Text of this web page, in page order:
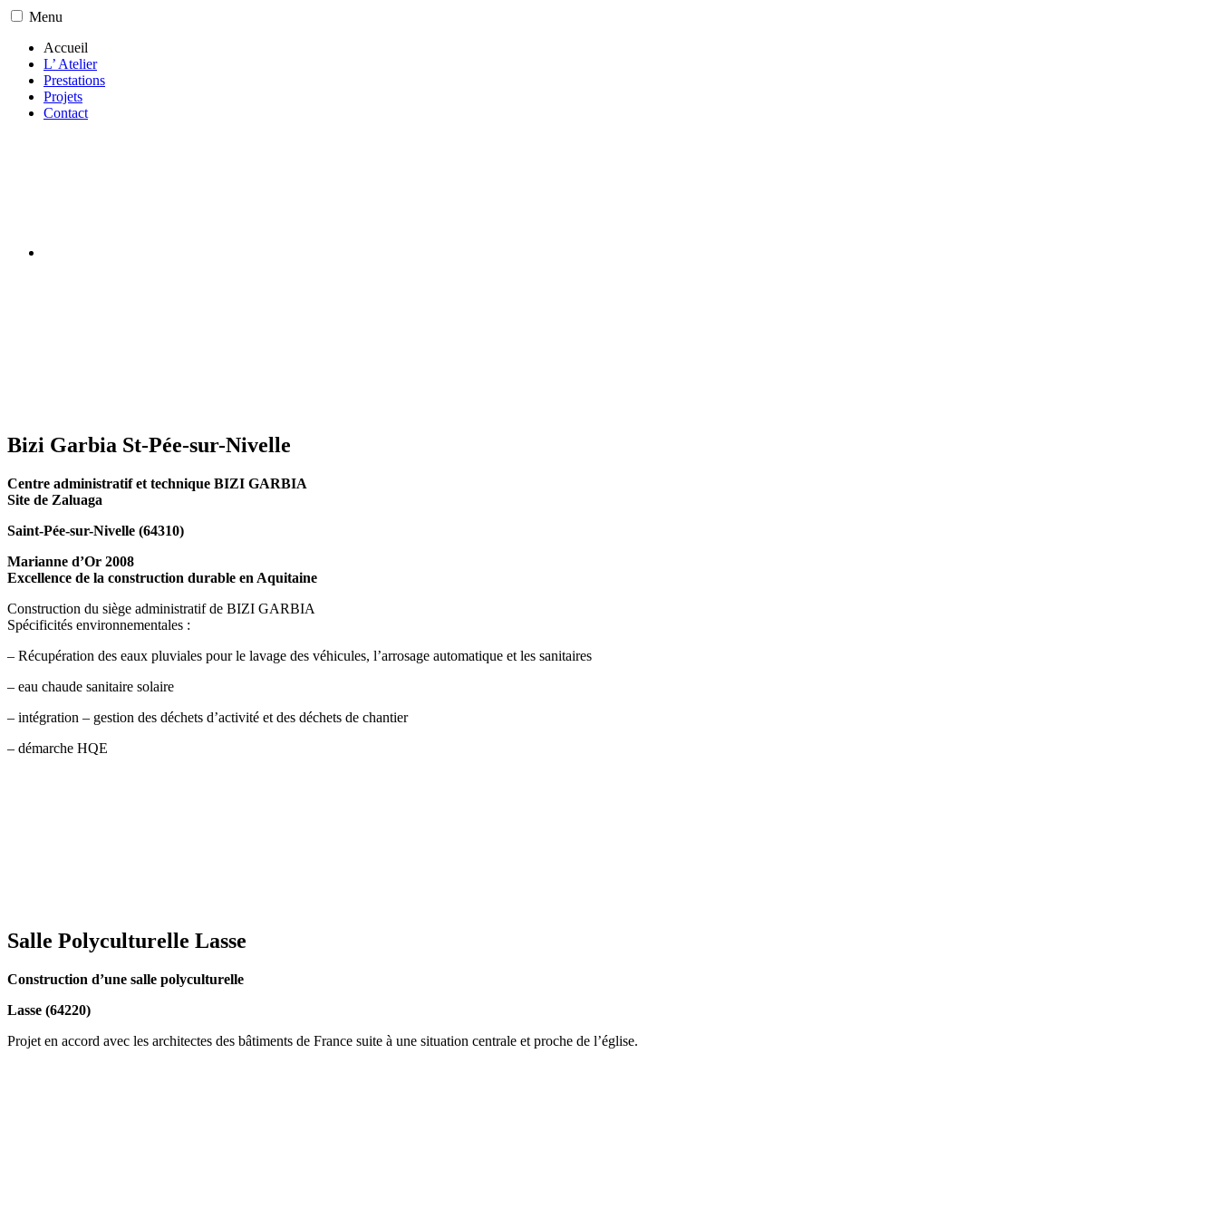
Menu
Accueil
L’ Atelier
Prestations
Projets
Contact
Bizi Garbia St-Pée-sur-Nivelle
Centre administratif et technique BIZI GARBIA
Site de Zaluaga
Saint-Pée-sur-Nivelle (64310)
Marianne d’Or 2008
Excellence de la construction durable en Aquitaine
Construction du siège administratif de BIZI GARBIA
Spécificités environnementales :
– Récupération des eaux pluviales pour le lavage des véhicules, l’arrosage automatique et les sanitaires
– eau chaude sanitaire solaire
– intégration – gestion des déchets d’activité et des déchets de chantier
– démarche HQE
Salle Polyculturelle Lasse
Construction d’une salle polyculturelle
Lasse (64220)
Projet en accord avec les architectes des bâtiments de France suite à une situation centrale et proche de l’église.